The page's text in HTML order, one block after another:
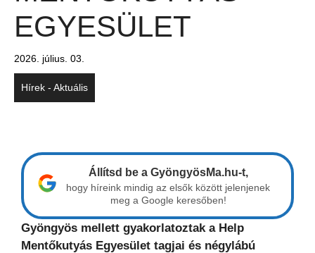
EGYESÜLET
2026. július. 03.
Hírek - Aktuális
Állítsd be a GyöngyösMa.hu-t,
hogy híreink mindig az elsők között jelenjenek
meg a Google keresőben!
Gyöngyös mellett gyakorlatoztak a Help
Mentőkutyás Egyesület tagjai és négylábú